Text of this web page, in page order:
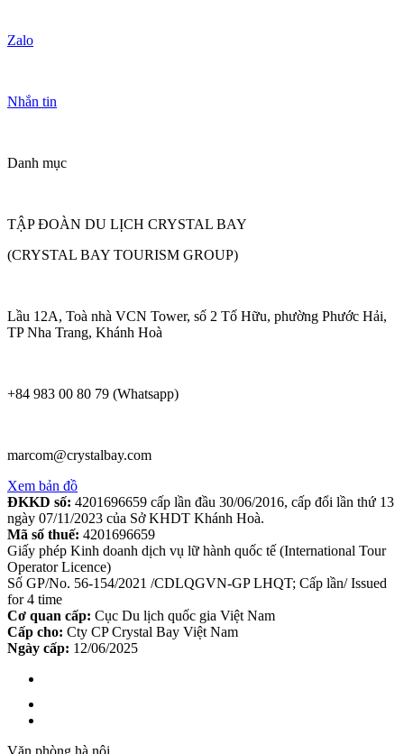
Zalo
Nhắn tin
Danh mục
TẬP ĐOÀN DU LỊCH CRYSTAL BAY
(CRYSTAL BAY TOURISM GROUP)
Lầu 12A, Toà nhà VCN Tower, số 2 Tố Hữu, phường Phước Hải,
TP Nha Trang, Khánh Hoà
+84 983 00 80 79 (Whatsapp)
marcom@crystalbay.com
Xem bản đồ
ĐKKD số: 4201696659 cấp lần đầu 30/06/2016, cấp đổi lần thứ 13
ngày 07/11/2023 của Sở KHDT Khánh Hoà.
Mã số thuế: 4201696659
Giấy phép Kinh doanh dịch vụ lữ hành quốc tế (International Tour
Operator Licence)
Số GP/No. 56-154/2021 /CDLQGVN-GP LHQT; Cấp lần/ Issued
for 4 time
Cơ quan cấp: Cục Du lịch quốc gia Việt Nam
Cấp cho: Cty CP Crystal Bay Việt Nam
Ngày cấp: 12/06/2025
Văn phòng hà nội